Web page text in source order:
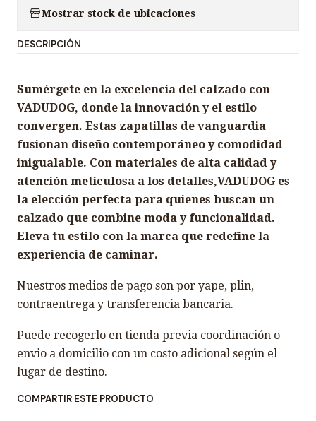
i
a
d
Mostrar stock de ubicaciones
DESCRIPCIÓN
Sumérgete en la excelencia del calzado con
VADUDOG, donde la innovación y el estilo
convergen. Estas zapatillas de vanguardia
fusionan diseño contemporáneo y comodidad
inigualable. Con materiales de alta calidad y
atención meticulosa a los detalles,VADUDOG es
la elección perfecta para quienes buscan un
calzado que combine moda y funcionalidad.
Eleva tu estilo con la marca que redefine la
experiencia de caminar.
Nuestros medios de pago son por yape, plin,
contraentrega y transferencia bancaria.
Puede recogerlo en tienda previa coordinación o
envio a domicilio con un costo adicional según el
lugar de destino.
COMPARTIR ESTE PRODUCTO